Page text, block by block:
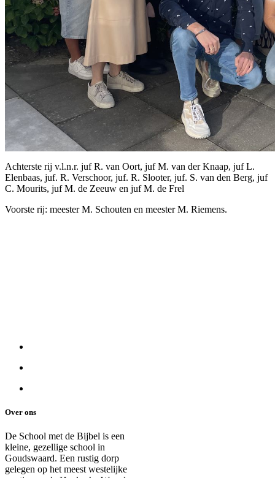
Achterste rij v.l.n.r. juf R. van Oort, juf M. van der Knaap, juf L.
Elenbaas, juf. R. Verschoor, juf. R. Slooter, juf. S. van den Berg, juf
C. Mourits, juf M. de Zeeuw en juf M. de Frel
Voorste rij: meester M. Schouten en meester M. Riemens.
Over ons
De School met de Bijbel is een
kleine, gezellige school in
Goudswaard. Een rustig dorp
gelegen op het meest westelijke